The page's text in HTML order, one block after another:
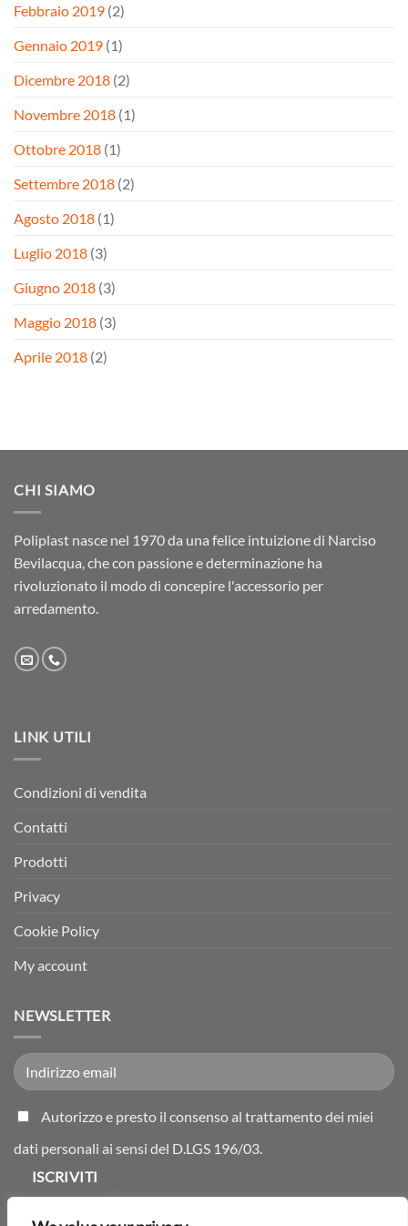
Febbraio 2019 (2)
Gennaio 2019 (1)
Dicembre 2018 (2)
Novembre 2018 (1)
Ottobre 2018 (1)
Settembre 2018 (2)
Agosto 2018 (1)
Luglio 2018 (3)
Giugno 2018 (3)
Maggio 2018 (3)
Aprile 2018 (2)
CHI SIAMO
Poliplast nasce nel 1970 da una felice intuizione di Narciso
Bevilacqua, che con passione e determinazione ha
rivoluzionato il modo di concepire l'accessorio per
arredamento.
LINK UTILI
Condizioni di vendita
Contatti
Prodotti
Privacy
Cookie Policy
My account
NEWSLETTER
Autorizzo e presto il consenso al trattamento dei miei
dati personali ai sensi del D.LGS 196/03.